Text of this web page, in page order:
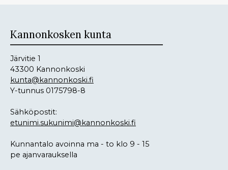
Kannonkosken kunta
Järvitie 1
43300 Kannonkoski
kunta@kannonkoski.fi
Y-tunnus 0175798-8
Sähköpostit:
etunimi.sukunimi@kannonkoski.fi
Kunnantalo avoinna ma - to klo 9 - 15
pe ajanvarauksella